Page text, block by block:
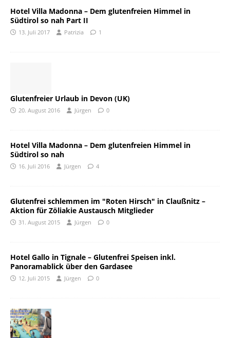
Hotel Villa Madonna – Dem glutenfreien Himmel in
Südtirol so nah Part II
13. Juli 2017 Patrizia 1
Glutenfreier Urlaub in Devon (UK)
20. August 2016 Jürgen 0
Hotel Villa Madonna – Dem glutenfreien Himmel in
Südtirol so nah
16. Juli 2016 Jürgen 4
Glutenfrei schlemmen im "Roten Hirsch" in Claußnitz –
Aktion für Zöliakie Austausch Mitglieder
31. August 2015 Jürgen 0
Hotel Gallo in Tignale – Glutenfrei Speisen inkl.
Panoramablick über den Gardasee
12. Juli 2015 Jürgen 0